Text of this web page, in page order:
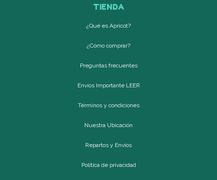
TIENDA
¿Qué es Apricot?
¿Cómo comprar?
Preguntas frecuentes
Envíos Importante LEER
Términos y condiciones
Nuestra Ubicación
Repartos y Envíos
Política de privacidad